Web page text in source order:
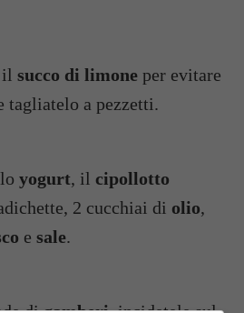
il succo di limone per evitare
tagliatelo a pezzetti.
yogurt, il cipollotto
2 cucchiai di olio,
e sale.